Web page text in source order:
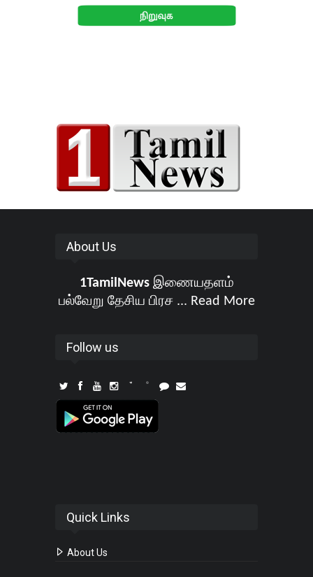
About Us
1TamilNewsஇணையதளம்
பல்வேறு தேசிய பிரச ... Read More
Follow us
Quick Links
About Us